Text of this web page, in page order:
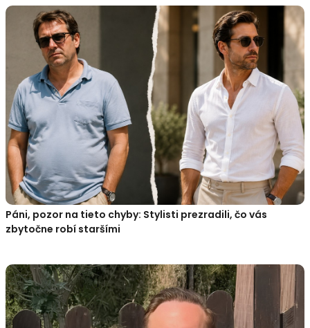
Páni, pozor na tieto chyby: Stylisti prezradili, čo vás
zbytočne robí staršími